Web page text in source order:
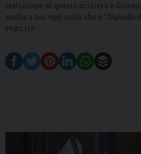
testimone di questo mistero è
anche a noi oggi colui che è “l’Agnello
seguirlo.